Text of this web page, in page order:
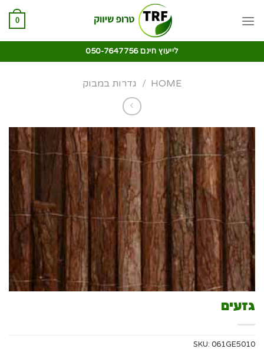
0
לייעוץ חינם 050-7647756
HOME
/ גדרות במבוק
גזעים
SKU: 061GE5010